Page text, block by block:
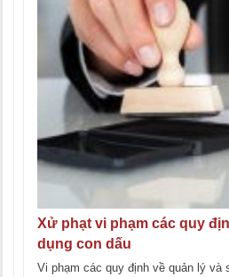
Xử phạt vi phạm các quy
dụng con dấu
Vi phạm các quy định về quản lý và